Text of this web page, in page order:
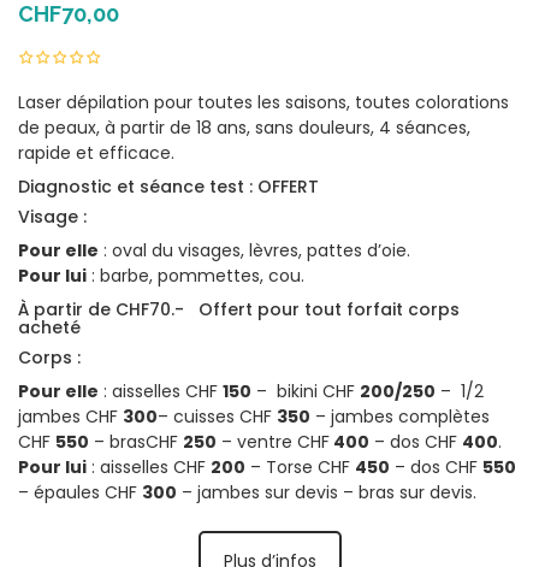
CHF70,00
Laser dépilation pour toutes les saisons, toutes colorations
de peaux, à partir de 18 ans, sans douleurs, 4 séances,
rapide et efficace.
Diagnostic et séance test : OFFERT
Visage :
Pour elle : oval du visages, lèvres, pattes d’oie.
Pour lui : barbe, pommettes, cou.
À partir de CHF70.- Offert pour tout forfait corps
acheté
Corps :
Pour elle : aisselles CHF 150 – bikini CHF 200/250 – 1/2
jambes CHF 300– cuisses CHF 350 – jambes complètes
CHF 550 – brasCHF 250 – ventre CHF 400 – dos CHF 400.
Pour lui : aisselles CHF 200 – Torse CHF 450 – dos CHF 550
– épaules CHF 300 – jambes sur devis – bras sur devis.
Plus d’infos